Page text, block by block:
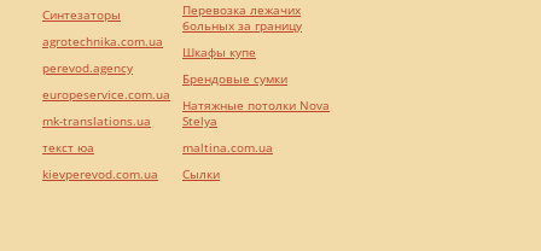
Синтезаторы
agrotechnika.com.ua
perevod.agency
europeservice.com.ua
mk-translations.ua
текст юа
kievperevod.com.ua
Перевозка лежачих
больных за границу
Шкафы купе
Брендовые сумки
Натяжные потолки Nova
Stelya
maltina.com.ua
Cылки